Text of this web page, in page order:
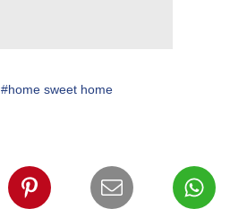
#home sweet home